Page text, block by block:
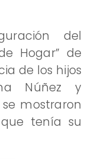
del
Hogar” de
de los hijos
Núñez y
se mostraron
tenía su